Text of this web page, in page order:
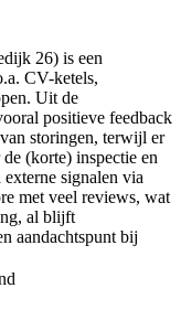
26) is een
CV-ketels,
Uit de
positieve feedback
storingen, terwijl er
(korte) inspectie en
signalen via
met veel reviews, wat
al blijft
aandachtspunt bij